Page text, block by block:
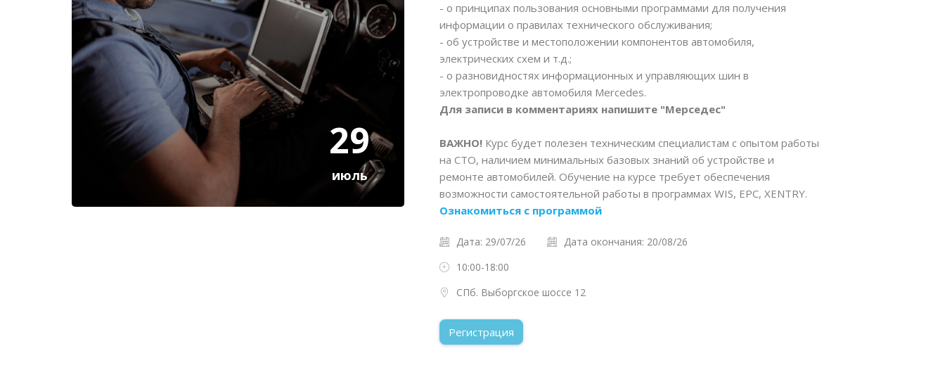
29
июль
- о принципах пользования основными программами для получения
информации о правилах технического обслуживания;
- об устройстве и местоположении компонентов автомобиля,
электрических схем и т.д.;
- о разновидностях информационных и управляющих шин в
электропроводке автомобиля Mercedes.
Для записи в комментариях напишите "Мерседес"
ВАЖНО!Курс будет полезен техническим специалистам с опытом работы
на СТО, наличием минимальных базовых знаний об устройстве и
ремонте автомобилей. Обучение на курсе требует обеспечения
возможности самостоятельной работы в программах WIS, EPC, XENTRY.
Ознакомиться с программой
Дата: 29/07/26
Дата окончания: 20/08/26
10:00-18:00
СПб. Выборгское шоссе 12
Регистрация